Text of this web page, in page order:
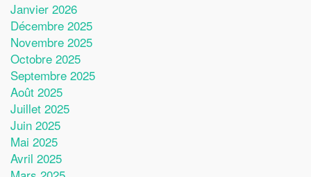
Janvier 2026
Décembre 2025
Novembre 2025
Octobre 2025
Septembre 2025
Août 2025
Juillet 2025
Juin 2025
Mai 2025
Avril 2025